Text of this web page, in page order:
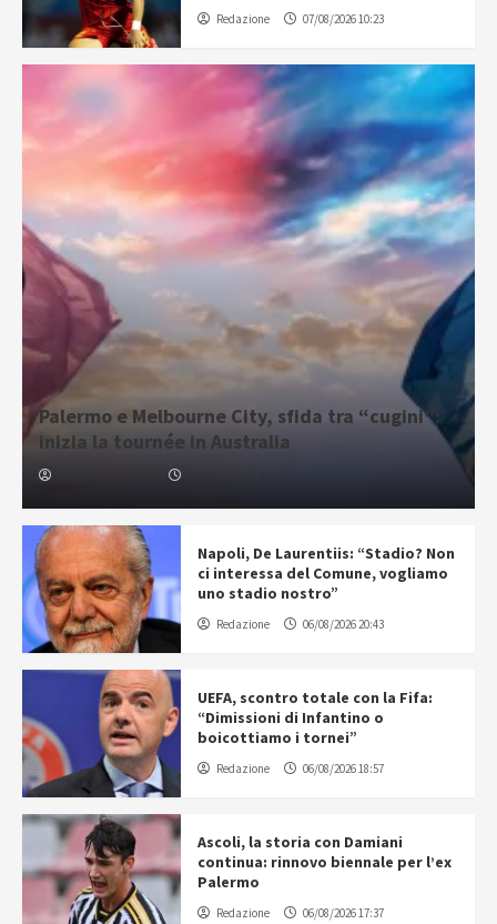
Redazione 07/08/2026 10:23
Palermo e Melbourne City, sfida tra “cugini”:
inizia la tournée in Australia
Napoli, De Laurentiis: “Stadio? Non
ci interessa del Comune, vogliamo
uno stadio nostro”
Redazione 06/08/2026 20:43
UEFA, scontro totale con la Fifa:
“Dimissioni di Infantino o
boicottiamo i tornei”
Redazione 06/08/2026 18:57
Ascoli, la storia con Damiani
continua: rinnovo biennale per l’ex
Palermo
Redazione 06/08/2026 17:37